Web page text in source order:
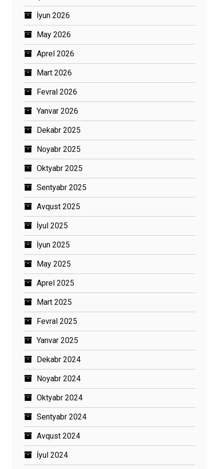
İyun 2026
May 2026
Aprel 2026
Mart 2026
Fevral 2026
Yanvar 2026
Dekabr 2025
Noyabr 2025
Oktyabr 2025
Sentyabr 2025
Avqust 2025
İyul 2025
İyun 2025
May 2025
Aprel 2025
Mart 2025
Fevral 2025
Yanvar 2025
Dekabr 2024
Noyabr 2024
Oktyabr 2024
Sentyabr 2024
Avqust 2024
İyul 2024